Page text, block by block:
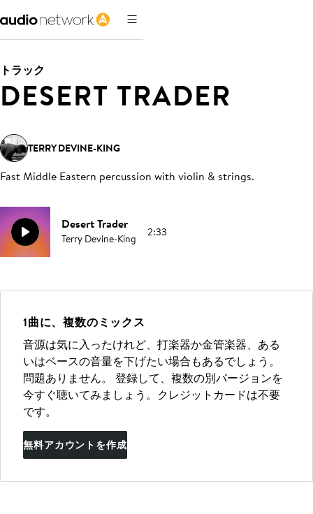
トラック
DESERT TRADER
TERRY DEVINE-KING
Fast Middle Eastern percussion with violin & strings.
Desert Trader
Terry Devine-King 2:33
1曲に、複数のミックス
音源は気に入ったけれど、打楽器か金管楽器、ある
いはベースの音量を下げたい場合もあるでしょう。
問題ありません。 登録して、複数の別バージョンを
今すぐ聴いてみましょう。クレジットカードは不要
です。
無料アカウントを作成